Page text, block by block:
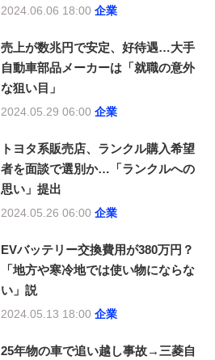
2024.06.06 18:00 企業
売上が数兆円で安定、好待遇…大手
自動車部品メーカーは「就職の意外
な狙い目」
2024.05.29 06:00 企業
トヨタ系販売店、ランクル購入希望
者を面談で選別か…「ランクルへの
思い」提出
2024.05.26 06:00 企業
EVバッテリー交換費用が380万円？
「地方や寒冷地では使い物にならな
い」説
2024.05.13 18:00 企業
25年物の車で追い越し事故→三菱自